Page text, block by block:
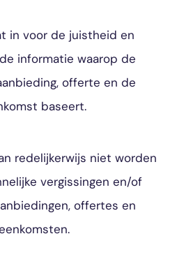
in voor de juistheid en
informatie waarop de
offerte en de
baseert.
redelijkerwijs niet worden
vergissingen en/of
offertes en